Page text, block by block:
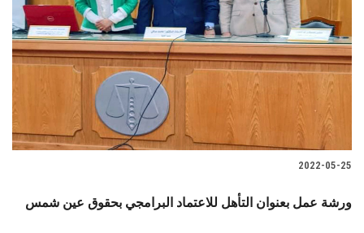
2022-05-25
ورشة عمل بعنوان التأهل للاعتماد البرامجي بحقوق عين شمس